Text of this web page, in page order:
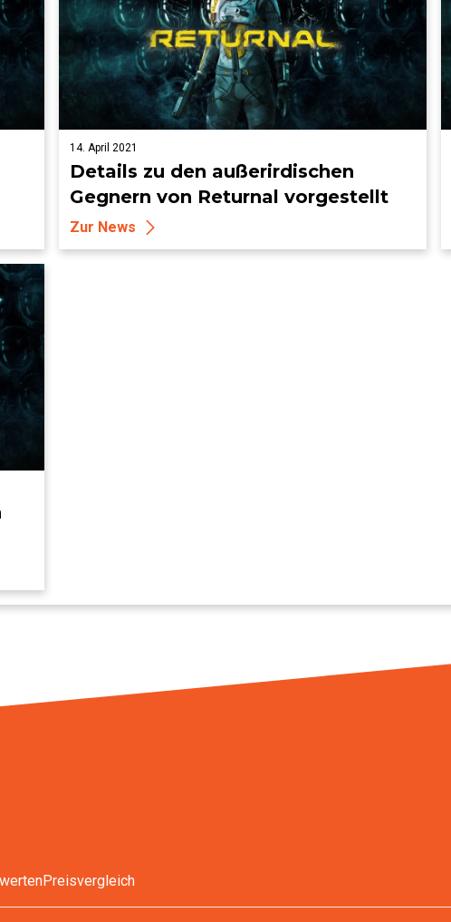
14. April 2021
Details zu den außerirdischen
Gegnern von Returnal vorgestellt
Zur News
Preisvergleich